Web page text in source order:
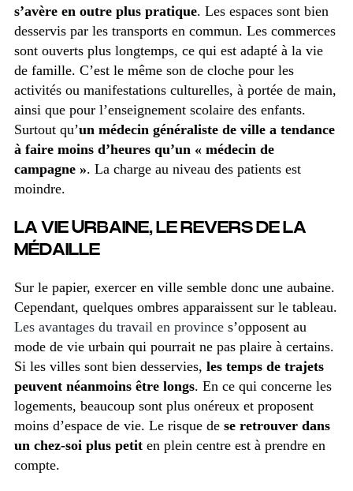
s’avère en outre plus pratique. Les espaces sont bien
desservis par les transports en commun. Les commerces
sont ouverts plus longtemps, ce qui est adapté à la vie
de famille. C’est le même son de cloche pour les
activités ou manifestations culturelles, à portée de main,
ainsi que pour l’enseignement scolaire des enfants.
Surtout qu’un médecin généraliste de ville a tendance
à faire moins d’heures qu’un « médecin de
campagne ». La charge au niveau des patients est
moindre.
LA VIE URBAINE, LE REVERS DE LA
MÉDAILLE
Sur le papier, exercer en ville semble donc une aubaine.
Cependant, quelques ombres apparaissent sur le tableau.
Les avantages du travail en provinces’opposent au
mode de vie urbain qui pourrait ne pas plaire à certains.
Si les villes sont bien desservies, les temps de trajets
peuvent néanmoins être longs. En ce qui concerne les
logements, beaucoup sont plus onéreux et proposent
moins d’espace de vie. Le risque de se retrouver dans
un chez-soi plus petiten plein centre est à prendre en
compte.